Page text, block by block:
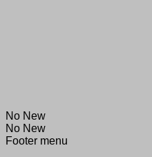
No New
No New
Footer menu